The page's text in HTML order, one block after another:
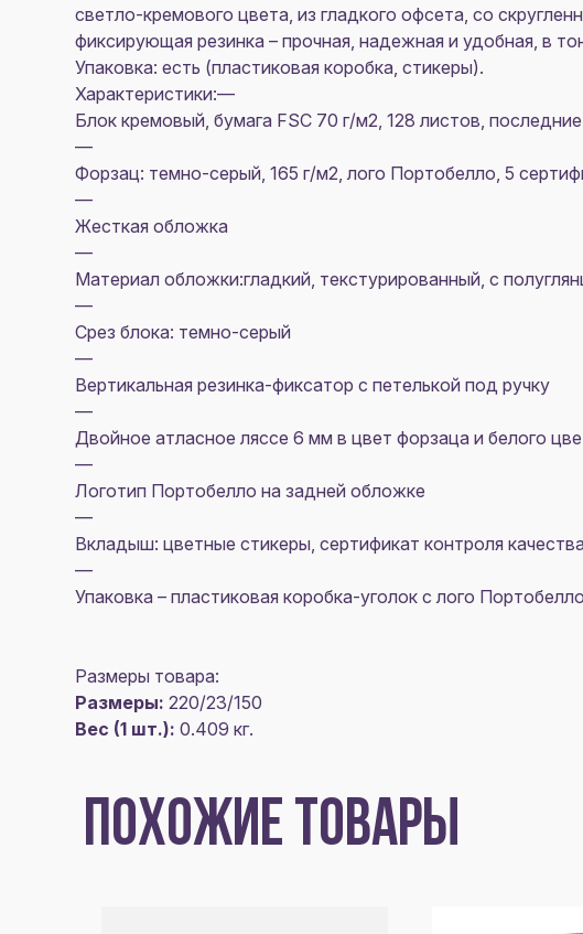
светло-кремового цвета, из гладкого офсета, со
фиксирующая резинка – прочная, надежная и удобная, в
Упаковка: есть (пластиковая коробка, стикеры).
Характеристики:—
Блок кремовый, бумага FSC 70 г/м2, 128 листов,
—
Форзац: темно-серый, 165 г/м2, лого Портобелло, 5
—
Жесткая обложка
—
Материал обложки:гладкий, текстурированный, с
—
Срез блока: темно-серый
—
Вертикальная резинка-фиксатор с петелькой под ручку
—
Двойное атласное ляссе 6 мм в цвет форзаца и белого
—
Логотип Портобелло на задней обложке
—
Вкладыш: цветные стикеры, сертификат контроля качества
—
Упаковка – пластиковая коробка-уголок c лого Портобелло
Размеры товара:
Размеры: 220/23/150
Вес (1 шт.): 0.409 кг.
ПОХОЖИЕ ТОВАРЫ